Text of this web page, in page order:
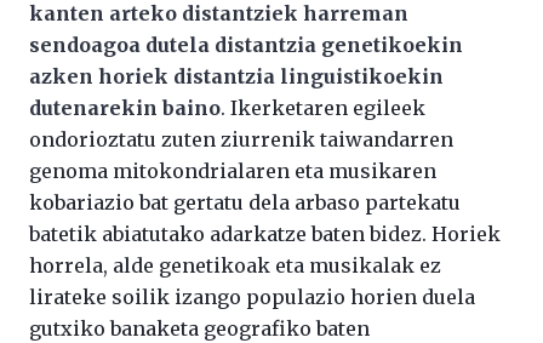
kanten arteko distantziek harreman
sendoagoa dutela distantzia genetikoekin
azken horiek distantzia linguistikoekin
dutenarekin baino. Ikerketaren egileek
ondorioztatu zuten ziurrenik taiwandarren
genoma mitokondrialaren eta musikaren
kobariazio bat gertatu dela arbaso partekatu
batetik abiatutako adarkatze baten bidez. Horiek
horrela, alde genetikoak eta musikalak ez
lirateke soilik izango populazio horien duela
gutxiko banaketa geografiko baten